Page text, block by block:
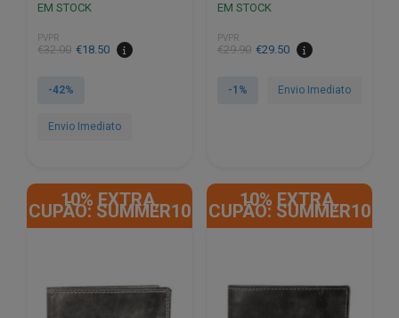
EM STOCK
PVPR
€32.00
O
original
€32.00.
€18.50
O
atual
€18.50.
-42%
Envio Imediato
EM STOCK
PVPR
€29.90
O
original
€29.50
O
atual
-1% Envio Imediato
10% EXTRA,
CUPÃO: SUMMER10
10% EXTRA,
CUPÃO: SUMMER10